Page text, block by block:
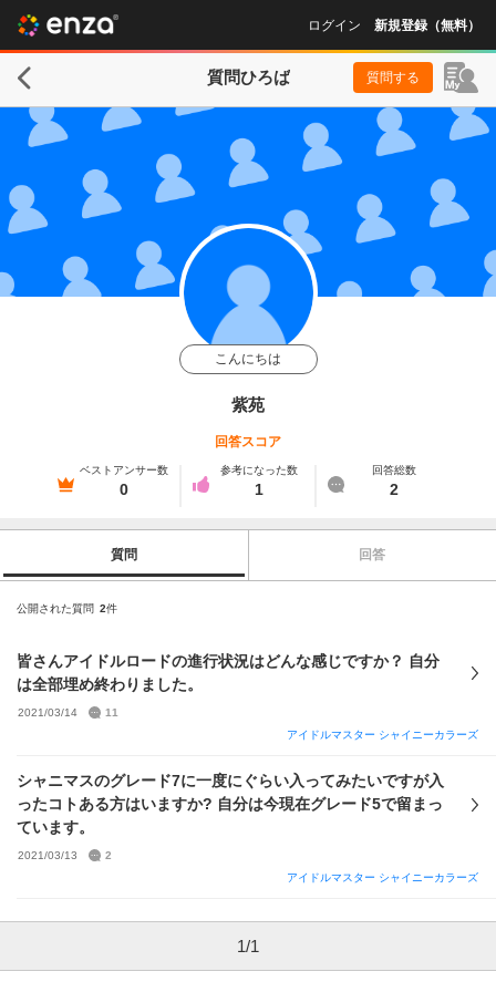
ログイン 新規登録（無料）
質問ひろば 質問する
こんにちは
紫苑
回答スコア
ベストアンサー数
0
参考になった数
1
回答総数
2
質問 回答
公開された質問 2件
皆さんアイドルロードの進行状況はどんな感じですか？ 自分
は全部埋め終わりました。
2021/03/14
11
アイドルマスター シャイニーカラーズ
シャニマスのグレード7に一度にぐらい入ってみたいですが入
ったコトある方はいますか? 自分は今現在グレード5で留まっ
ています。
2021/03/13
2
アイドルマスター シャイニーカラーズ
1/1